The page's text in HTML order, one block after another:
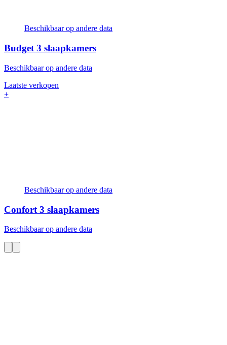
Beschikbaar op andere data
Budget 3 slaapkamers
Beschikbaar op andere data
Laatste verkopen
+
Beschikbaar op andere data
Confort 3 slaapkamers
Beschikbaar op andere data